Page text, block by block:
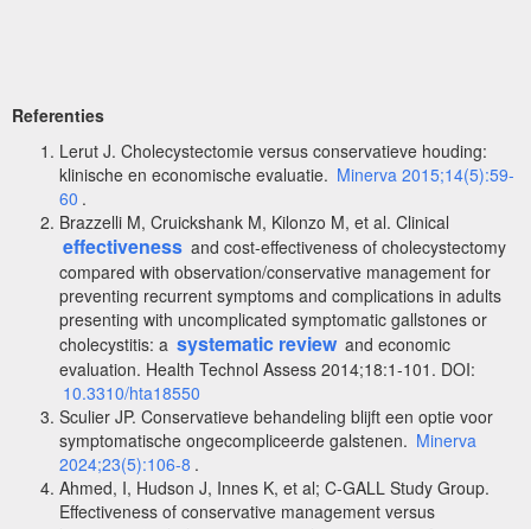
Referenties
Lerut J. Cholecystectomie versus conservatieve houding:
klinische en economische evaluatie. Minerva 2015;14(5):59-
60 .
Brazzelli M, Cruickshank M, Kilonzo M, et al. Clinical
effectiveness and cost-effectiveness of cholecystectomy
compared with observation/conservative management for
preventing recurrent symptoms and complications in adults
presenting with uncomplicated symptomatic gallstones or
cholecystitis: a systematic review and economic
evaluation. Health Technol Assess 2014;18:1-101. DOI:
10.3310/hta18550
Sculier JP. Conservatieve behandeling blijft een optie voor
symptomatische ongecompliceerde galstenen. Minerva
2024;23(5):106-8 .
Ahmed, I, Hudson J, Innes K, et al; C-GALL Study Group.
Effectiveness of conservative management versus